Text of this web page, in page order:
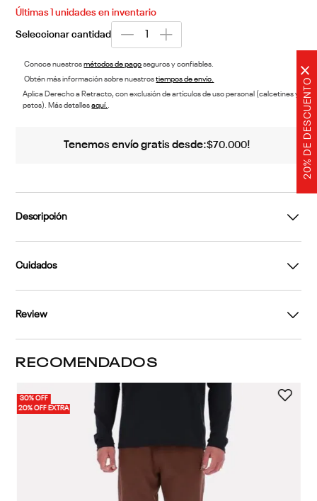
20% DE DESCUENTO
×
Últimas unidades en inventario
Conoce nuestrosmétodos de pagoseguros y confiables.
Obtén más información sobre nuestrostiempos de envío.
Aplica Derecho a Retracto, con exclusión de artículos de uso personal (calcetines y
petos). Más detallesaquí..
Tenemos envío gratis desde:$70.000!
Descripción
Cuidados
Review
RECOMENDADOS
30% OFF
20% OFF EXTRA